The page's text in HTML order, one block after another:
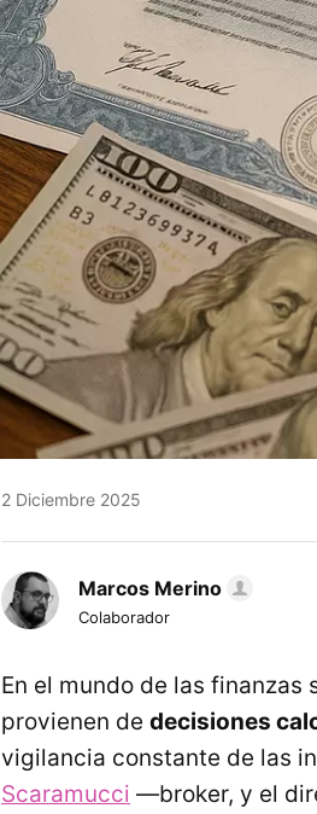
2 Diciembre 2025
Marcos Merino
Colaborador
En el mundo de las
provienen de decisiones
vigilancia constante de las
Scaramucci —broker, y el